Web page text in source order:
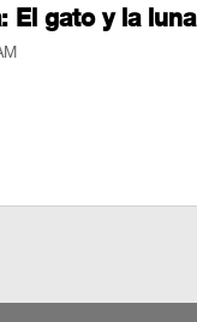
El gato y la luna